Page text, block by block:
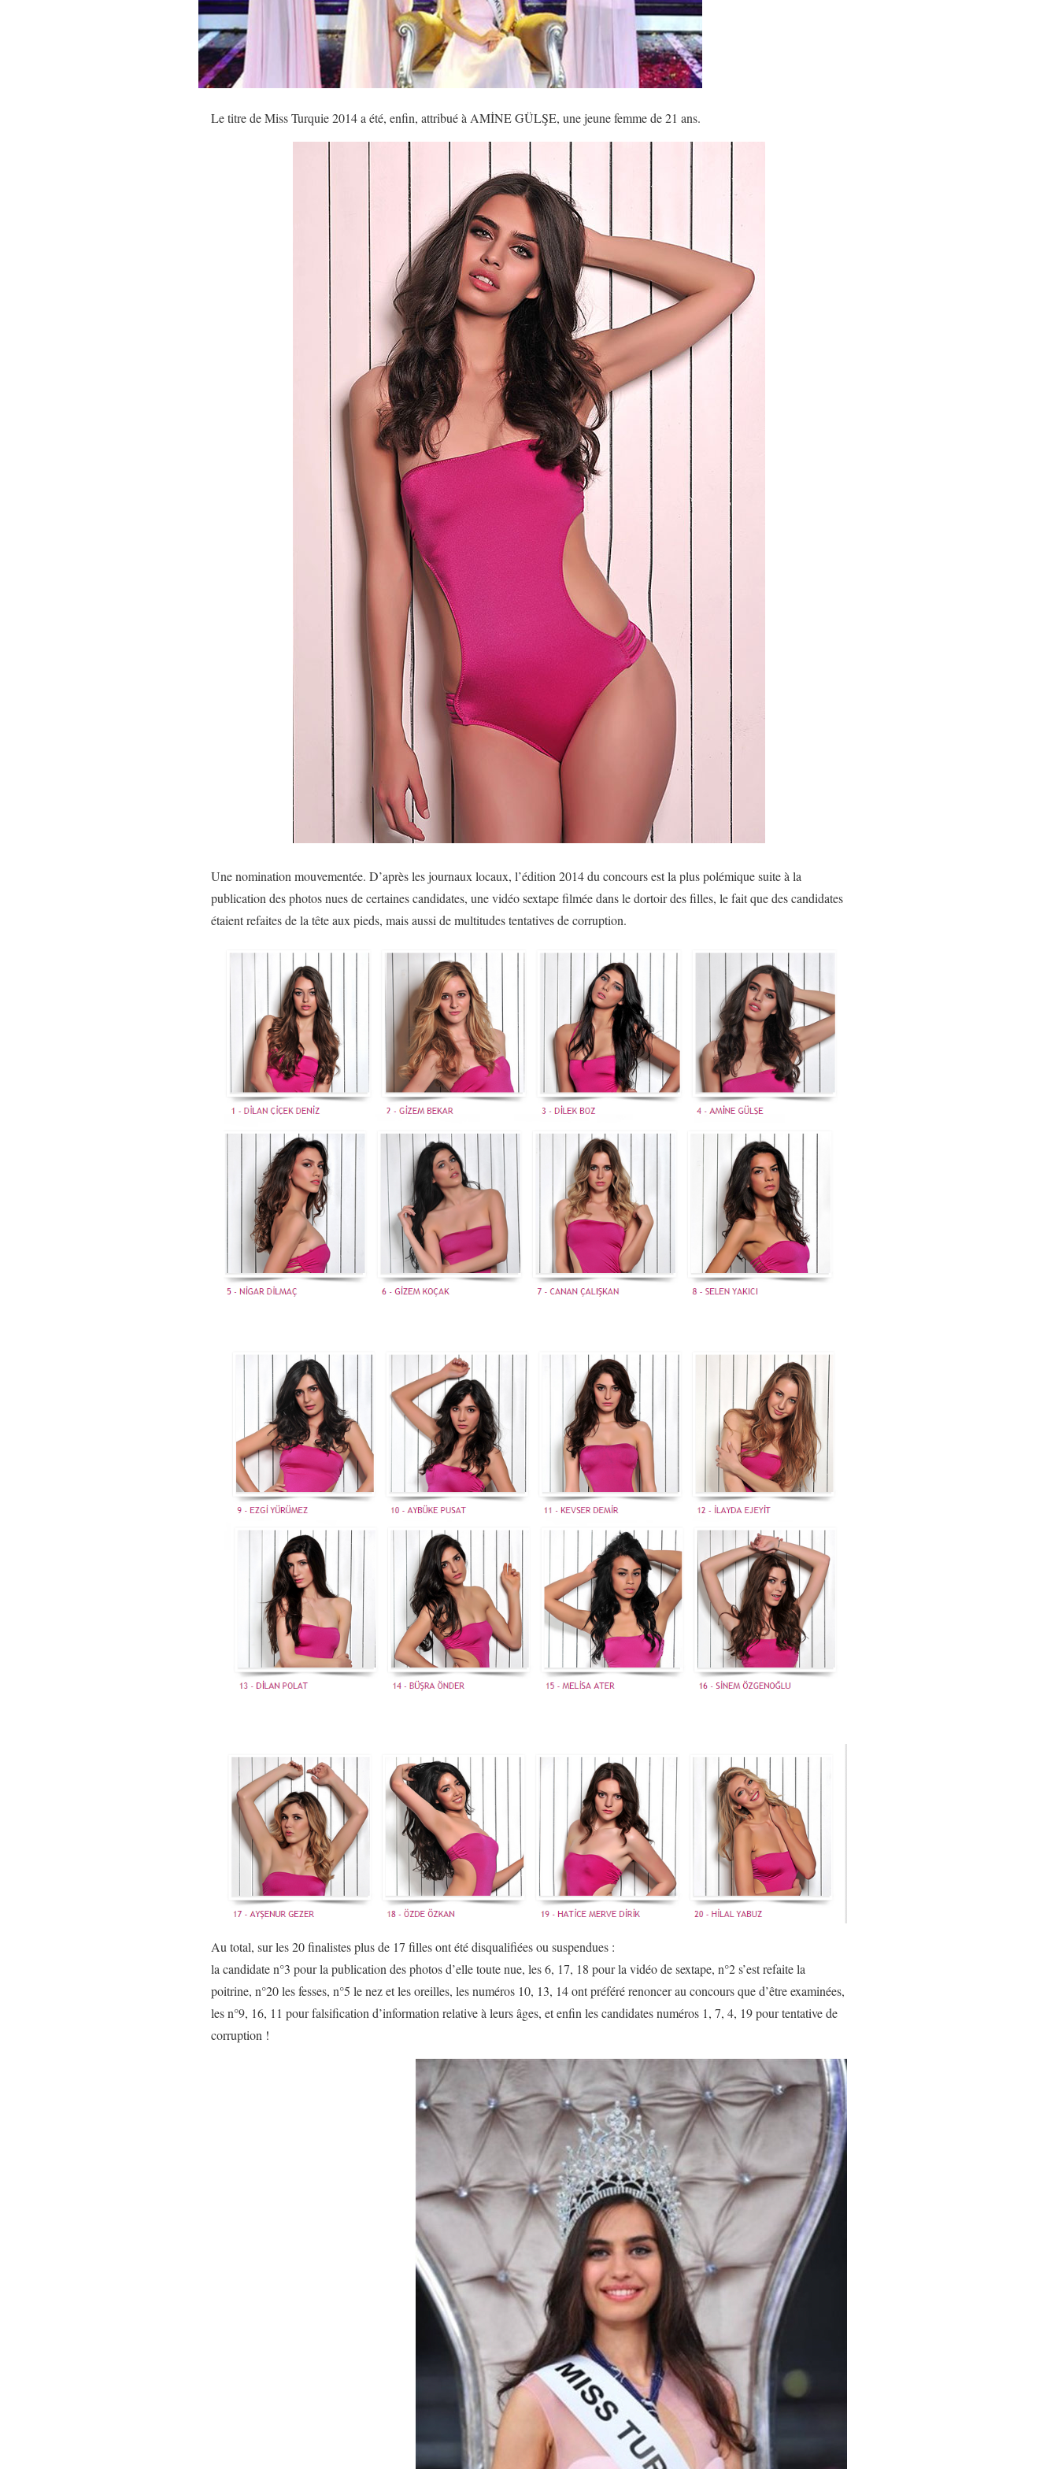
Le titre de Miss Turquie 2014 a été, enfin, attribué à AMİNE GÜLŞE, une jeune femme de 21 ans.
Une nomination mouvementée. D’après les journaux locaux, l’édition 2014 du concours est la plus polémique suite à la
publication des photos nues de certaines candidates, une vidéo sextape filmée dans le dortoir des filles, le fait que des candidates
étaient refaites de la tête aux pieds, mais aussi de multitudes tentatives de corruption.
Au total, sur les 20 finalistes plus de 17 filles ont été disqualifiées ou suspendues :
la candidate n°3 pour la publication des photos d’elle toute nue, les 6, 17, 18 pour la vidéo de sextape, n°2 s’est refaite la
poitrine, n°20 les fesses, n°5 le nez et les oreilles, les numéros 10, 13, 14 ont préféré renoncer au concours que d’être examinées,
les n°9, 16, 11 pour falsification d’information relative à leurs âges, et enfin les candidates numéros 1, 7, 4, 19 pour tentative de
corruption !